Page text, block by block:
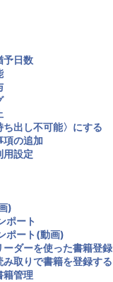
予日数
ち出し不可能〉にする
項の追加
用設定
)
ポート
ポート(動画)
ーダーを使った書籍登録
み取りで書籍を登録する
籍管理